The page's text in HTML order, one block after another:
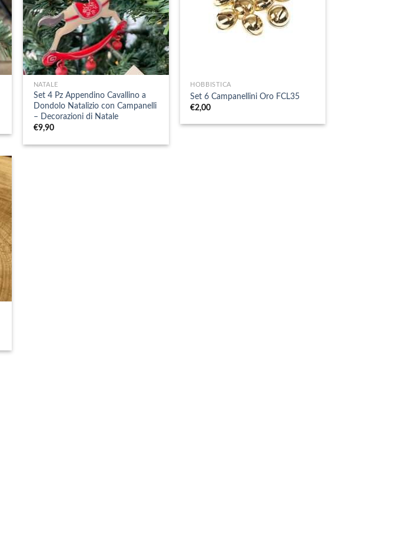
+
NATALE
Set 4 Pz Appendino Cavallino a
Dondolo Natalizio con Campanelli
– Decorazioni di Natale
€9,90
HOBBISTICA
Set 6 Campanellini Oro FCL35
€2,00